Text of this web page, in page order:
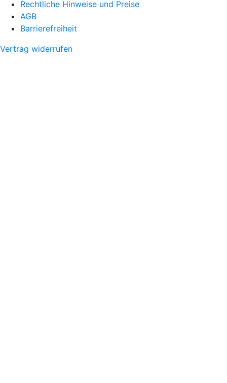
Rechtliche Hinweise und Preise
AGB
Barrierefreiheit
Vertrag widerrufen